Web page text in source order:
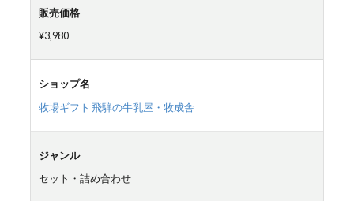
販売価格
¥3,980
ショップ名
牧場ギフト 飛騨の牛乳屋・牧成舎
ジャンル
セット・詰め合わせ